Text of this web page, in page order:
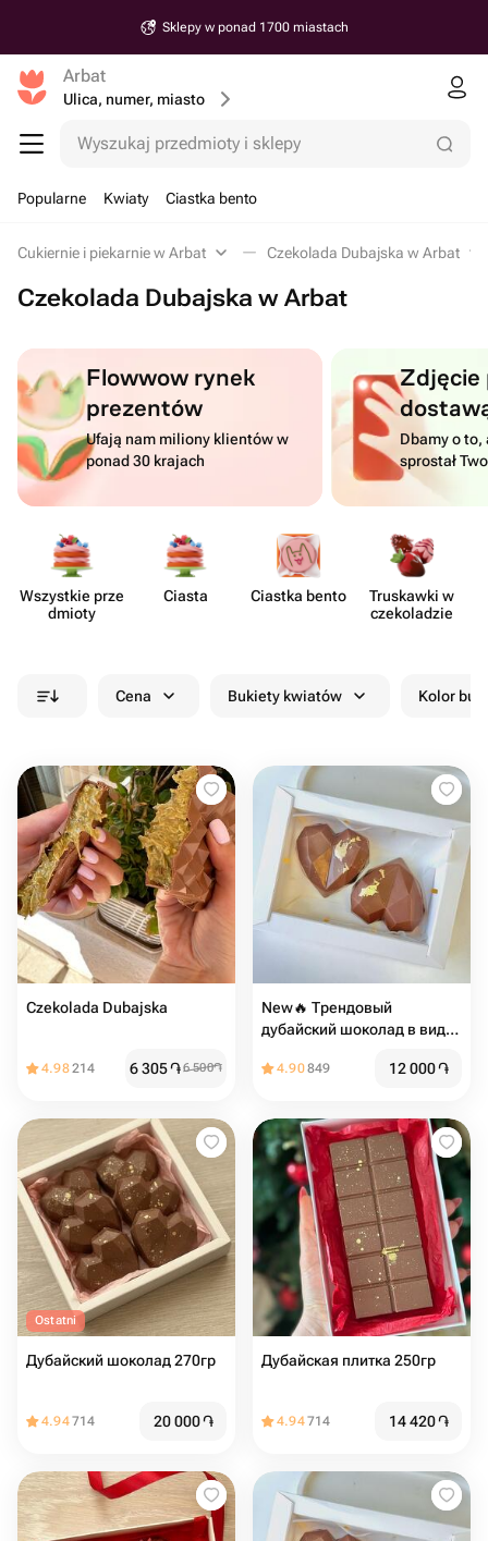
Sklepy w ponad 1700 miastach
Arbat
Ulica, numer, miasto
Wyszukaj przedmioty i sklepy
Popularne Kwiaty Ciastka bento
Cukiernie i piekarnie w Arbat Czekolada Dubajska w Arbat
Czekolada Dubajska w Arbat
Flowwow rynek
prezentów
Ufają nam miliony klientów w
ponad 30 krajach
Dbamy o to,
sprostał
Wszystkie prze​
dmioty
Ciasta Ciastka bento
Truskawki w
czeko​ladzie
Cena Bukiety kwiatów Kolor
Czekolada Dubajska
4.98214 6 305֏6 500֏
New🔥 Трендовый
дубайский шоколад в виде
4.90849 12 000֏
Ostatni
Дубайский шоколад 270гр
4.94714 20 000֏
Дубайская плитка 250гр
4.94714 14 420֏